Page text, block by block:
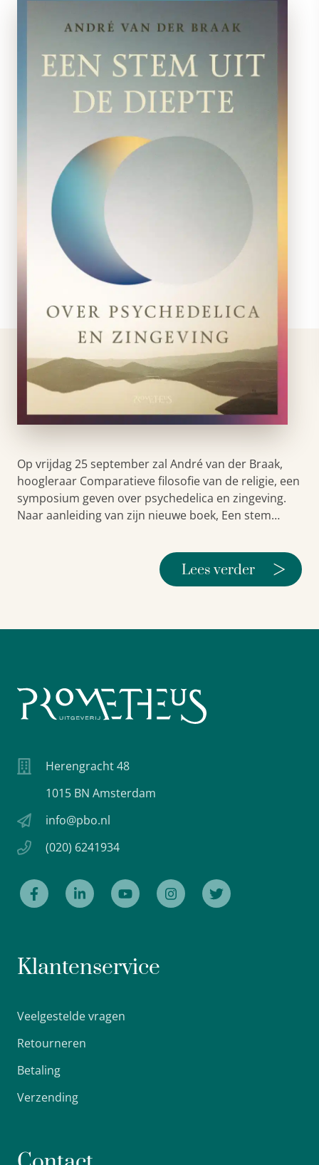
Op vrijdag 25 september zal André van der Braak,
hoogleraar Comparatieve filosofie van de religie, een
symposium geven over psychedelica en zingeving.
Naar aanleiding van zijn nieuwe boek, Een stem…
Lees verder >
Herengracht 48
1015 BN Amsterdam
info@pbo.nl
(020) 6241934
Klantenservice
Veelgestelde vragen
Retourneren
Betaling
Verzending